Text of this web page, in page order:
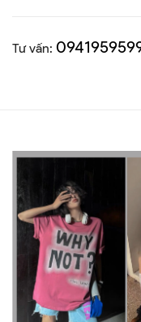
Tư vấn: